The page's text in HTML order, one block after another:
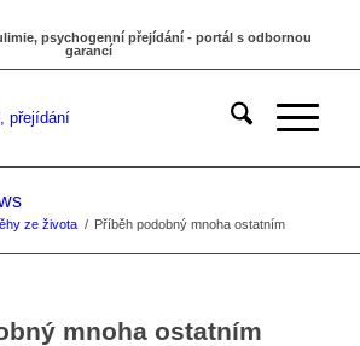
psychogenní přejídání - portál s odbornou
garancí
ze života / Příběh podobný mnoha ostatním
mnoha ostatním